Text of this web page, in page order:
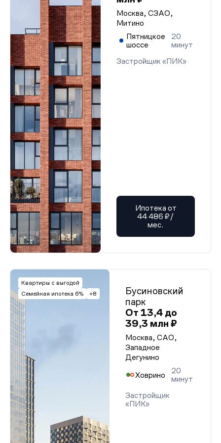
Москва, СЗАО,
Митино
Пятницкое
шоссе
20
минут
Застройщик «ПИК»
Ипотека от
44 486 ₽/
мес.
Квартиры с выгодой
Семейная ипотека 6%
+8
Бусиновский
парк
От 13,4 до
39,3 млн ₽
Москва, САО,
Западное
Дегунино
Ховрино
20
минут
Застройщик
«ПИК»